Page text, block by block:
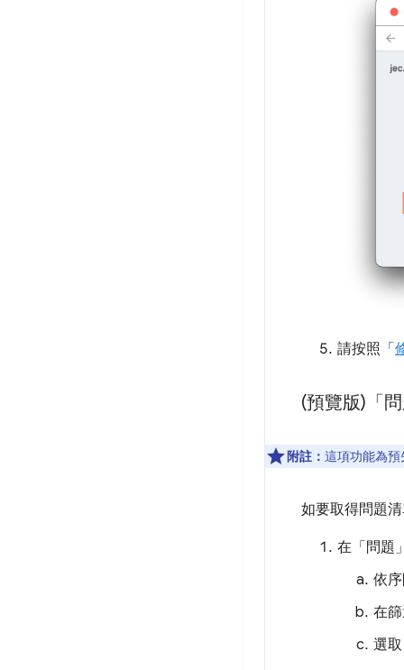
請按照「
(預覽版)「
附註： 這項功能為
如要取得問題
在「問題
依
在
選